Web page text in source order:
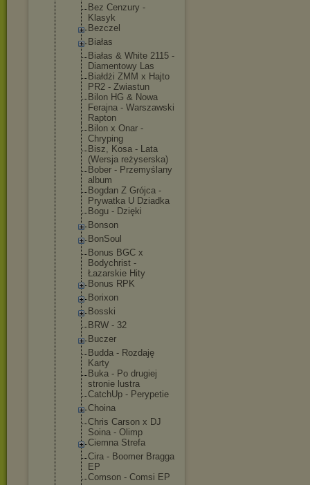
Bez Cenzury -
Klasyk
Bezczel
Białas
Białas & White 2115 -
Diamentowy Las
Białdżi ZMM x Hajto
PR2 - Zwiastun
Bilon HG & Nowa
Ferajna - Warszawski
Rapton
Bilon x Onar -
Chryping
Bisz, Kosa - Lata
(Wersja reżyserska)
Bober - Przemyślany
album
Bogdan Z Grójca -
Prywatka U Dziadka
Bogu - Dzięki
Bonson
BonSoul
Bonus BGC x
Bodychrist -
Łazarskie Hity
Bonus RPK
Borixon
Bosski
BRW - 32
Buczer
Budda - Rozdaję
Karty
Buka - Po drugiej
stronie lustra
CatchUp - Perypetie
Choina
Chris Carson x DJ
Soina - Olimp
Ciemna Strefa
Cira - Boomer Bragga
EP
Comson - Comsi EP